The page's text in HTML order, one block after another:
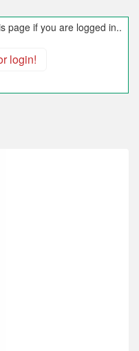
page if you are logged in..
login!